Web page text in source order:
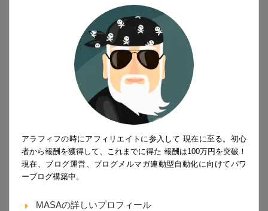
アラフィフの時にアフィリエイトに参入して 現在に至る。初心
者から報酬を獲得して、これまでに得た 報酬は100万円を突破！
現在、ブログ運営、ブログメルマガ連動型自動化に向けてパワ
ーブログ構築中。
MASAの詳しいプロフィール